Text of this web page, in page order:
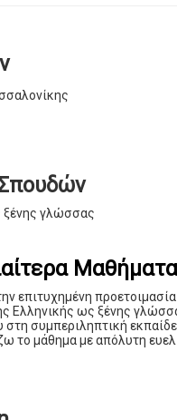
ξένης γλώσσας
επιτυχημένη
Ελληνικής ως ξένης
στη συμπεριληπτική
το μάθημα με απόλυτη